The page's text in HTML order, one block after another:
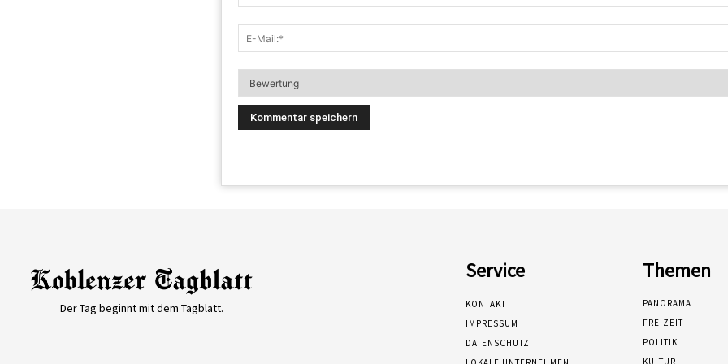
Der Tag beginnt mit dem Tagblatt.
Service
KONTAKT
IMPRESSUM
DATENSCHUTZ
Themen
PANORAMA
FREIZEIT
POLITIK
KULTUR